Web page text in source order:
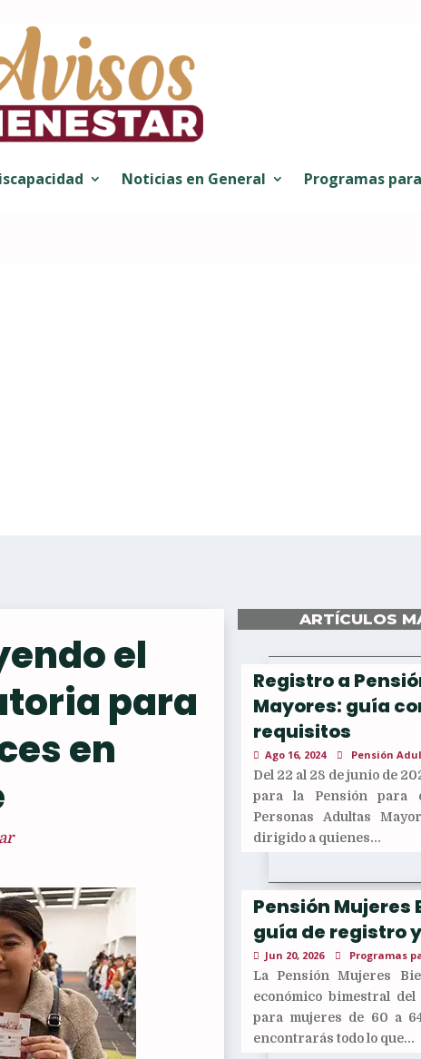
Noticias en General Programas
el
para
en
ARTÍCULOS
Registro a
Mayores: guía
requisitos
Ago 16, 2024 Pensión
Del 22 al 28 de junio de
para la Pensión para
Personas Adultas
dirigido a quienes...
Pensión Mujeres
guía de registro
Jun 20, 2026 Programas
La Pensión Mujeres
económico bimestral
para mujeres de 60 a
encontrarás todo lo que...